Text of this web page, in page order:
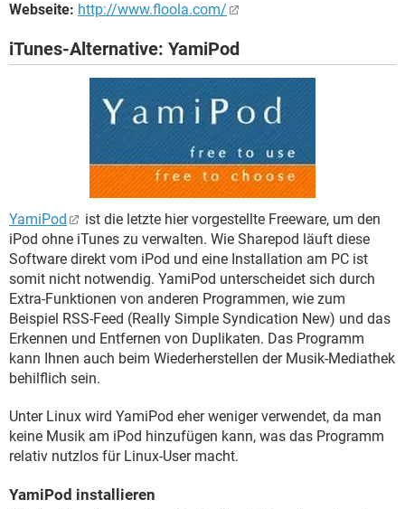
Webseite: http://www.floola.com/
iTunes-Alternative: YamiPod
YamiPod
ist die letzte hier vorgestellte Freeware, um den
iPod ohne iTunes zu verwalten. Wie Sharepod läuft diese
Software direkt vom iPod und eine Installation am PC ist
somit nicht notwendig. YamiPod unterscheidet sich durch
Extra-Funktionen von anderen Programmen, wie zum
Beispiel RSS-Feed (Really Simple Syndication New) und das
Erkennen und Entfernen von Duplikaten. Das Programm
kann Ihnen auch beim Wiederherstellen der Musik-Mediathek
behilflich sein.
Unter Linux wird YamiPod eher weniger verwendet, da man
keine Musik am iPod hinzufügen kann, was das Programm
relativ nutzlos für Linux-User macht.
YamiPod installieren